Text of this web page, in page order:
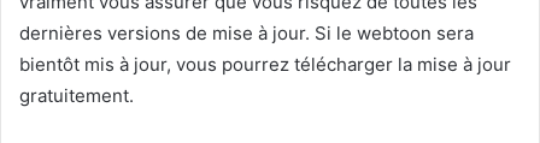
dernières versions de mise à jour. Si le webtoon sera
bientôt mis à jour, vous pourrez télécharger la mise à jour
gratuitement.